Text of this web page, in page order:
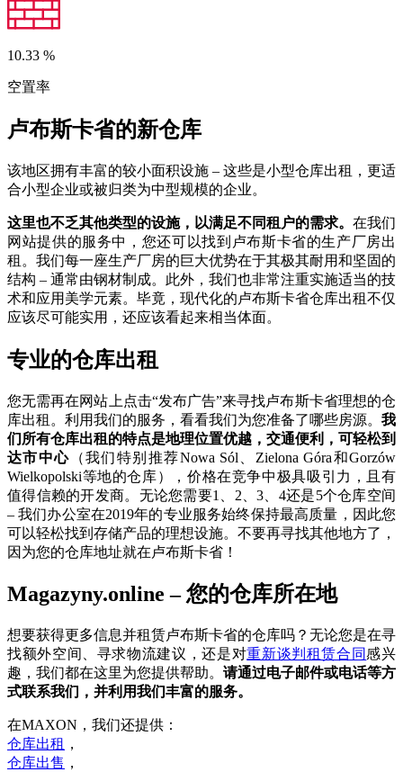
10.33 %
空置率
卢布斯卡省的新仓库
该地区拥有丰富的较小面积设施 – 这些是小型仓库出租，更适
合小型企业或被归类为中型规模的企业。
这里也不乏其他类型的设施，以满足不同租户的需求。 在我们
网站提供的服务中，您还可以找到卢布斯卡省的生产厂房出
租。我们每一座生产厂房的巨大优势在于其极其耐用和坚固的
结构 – 通常由钢材制成。此外，我们也非常注重实施适当的技
术和应用美学元素。毕竟，现代化的卢布斯卡省仓库出租不仅
应该尽可能实用，还应该看起来相当体面。
专业的仓库出租
您无需再在网站上点击“发布广告”来寻找卢布斯卡省理想的仓
库出租。利用我们的服务，看看我们为您准备了哪些房源。 我
们所有仓库出租的特点是地理位置优越，交通便利，可轻松到
达市中心 （我们特别推荐Nowa Sól、Zielona Góra和Gorzów
Wielkopolski等地的仓库），价格在竞争中极具吸引力，且有
值得信赖的开发商。无论您需要1、2、3、4还是5个仓库空间
– 我们办公室在2019年的专业服务始终保持最高质量，因此您
可以轻松找到存储产品的理想设施。不要再寻找其他地方了，
因为您的仓库地址就在卢布斯卡省！
Magazyny.online – 您的仓库所在地
想要获得更多信息并租赁卢布斯卡省的仓库吗？无论您是在寻
找额外空间、寻求物流建议，还是对重新谈判租赁合同感兴
趣，我们都在这里为您提供帮助。 请通过电子邮件或电话等方
式联系我们，并利用我们丰富的服务。
在MAXON，我们还提供：
仓库出租 ，
仓库出售 ，